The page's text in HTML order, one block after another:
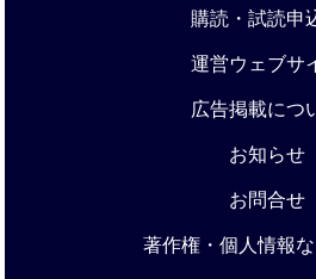
購読・試読申
運営ウェブサ
広告掲載につ
お知らせ
お問合せ
著作権・個人情報